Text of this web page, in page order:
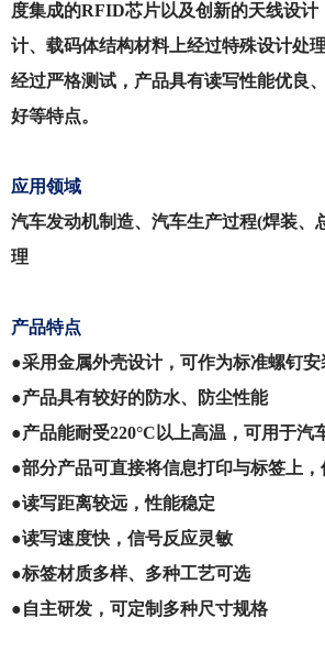
度集成的RFID芯片以及创新的天线设计
计、载码体结构材料上经过特殊设计处
经过严格测试，产品具有读写性能优良
好等特点。
应用领域
汽车发动机制造、汽车生产过程(焊装、
理
产品特点
●采用金属外壳设计，可作为标准螺钉安
●产品具有较好的防水、防尘性能
●产品能耐受220°C以上高温，可用于汽
●部分产品可直接将信息打印与标签上
●读写距离较远，性能稳定
●读写速度快，信号反应灵敏
●标签材质多样、多种工艺可选
●自主研发，可定制多种尺寸规格